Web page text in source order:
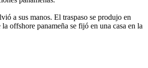
a sus manos. El traspaso se produjo en
offshore panameña se fijó en una casa en la